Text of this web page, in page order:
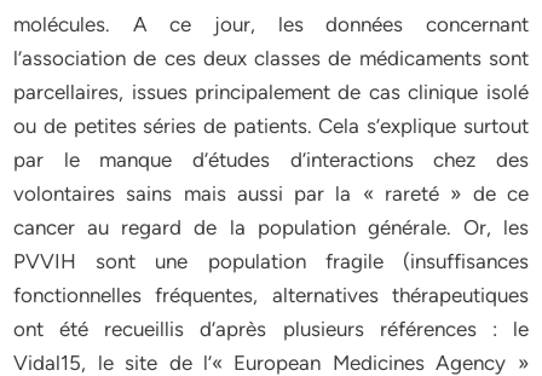
molécules. A ce jour, les données concernant
l’association de ces deux classes de médicaments sont
parcellaires, issues principalement de cas clinique isolé
ou de petites séries de patients. Cela s’explique surtout
par le manque d’études d’interactions chez des
volontaires sains mais aussi par la « rareté » de ce
cancer au regard de la population générale. Or, les
PVVIH sont une population fragile (insuffisances
fonctionnelles fréquentes, alternatives thérapeutiques
ont été recueillis d’après plusieurs références : le
Vidal15, le site de l’« European Medicines Agency »